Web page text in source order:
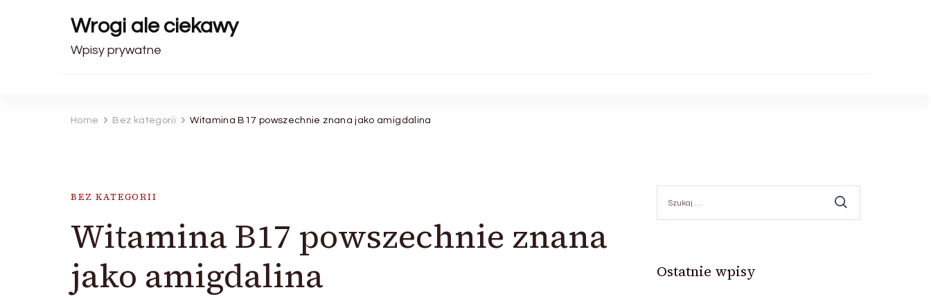
Wrogi ale ciekawy
Wpisy prywatne
Home Bez kategorii Witamina B17 powszechnie znana jako amigdalina
BEZ KATEGORII
Witamina B17 powszechnie znana
jako amigdalina
Ostatnie wpisy